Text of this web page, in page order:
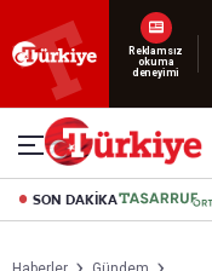
Reklamsız
okuma
deneyimi
SON DAKİKA